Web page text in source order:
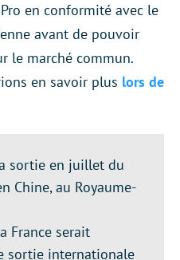
en conformité avec le
avant de pouvoir
le marché commun.
en savoir plus lors de
sortie en juillet du
Chine, au Royaume-
France serait
sortie internationale